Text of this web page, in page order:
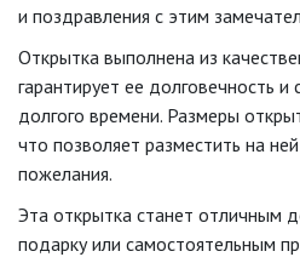
и поздравления с этим
Открытка выполнена из
гарантирует ее долговечность и
долгого времени. Размеры
что позволяет разместить на
пожелания.
Эта открытка станет отличным
подарку или самостоятельным